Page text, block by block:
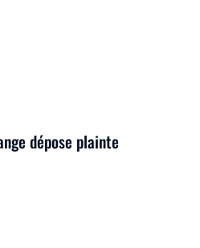
dépose plainte